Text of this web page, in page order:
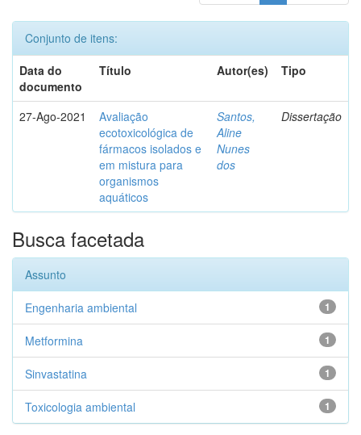
Conjunto de itens:
Data do
documento
Título Autor(es) Tipo
27-Ago-2021
Avaliação
ecotoxicológica de
fármacos isolados e
em mistura para
organismos
aquáticos
Santos,
Aline
Nunes
dos
Dissertação
Busca facetada
Assunto
1
Engenharia ambiental
1
Metformina
1
Sinvastatina
1
Toxicologia ambiental